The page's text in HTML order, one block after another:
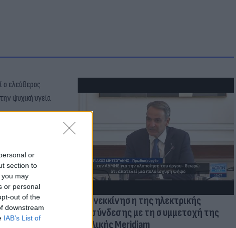
or
section to
may
or personal
out of the
downstream
IAB’s List of
ο
Επανεκκίνηση της ηλεκτρικής
διασύνδεσης με τη συμμετοχή της
Γαλλικής Meridiam